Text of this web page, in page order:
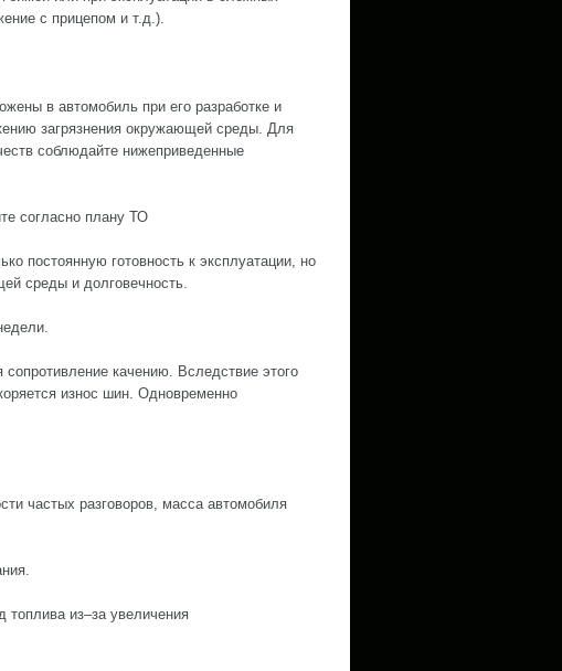
с прицепом и т.д.).
в автомобиль при его разработке и
загрязнения окружающей среды. Для
соблюдайте нижеприведенные
согласно плану ТО
постоянную готовность к эксплуатации, но
среды и долговечность.
качению. Вследствие этого
износ шин. Одновременно
частых разговоров, масса автомобиля
топлива из–за увеличения